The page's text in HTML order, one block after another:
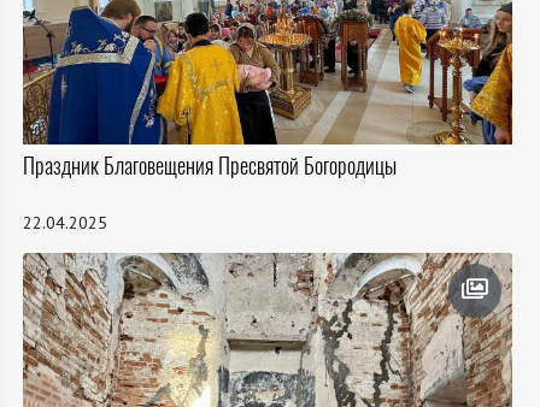
Праздник Благовещения Пресвятой Богородицы
22.04.2025